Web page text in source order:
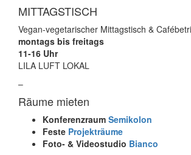
MITTAGSTISCH
Vegan-vegetarischer Mittagstisch &
montags bis freitags
11-16 Uhr
LILA LUFT LOKAL
–
Räume mieten
Konferenzraum Semikolon
Feste Projekträume
Foto- & Videostudio Bianco